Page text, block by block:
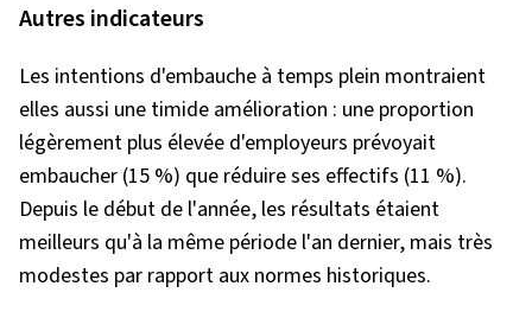
Autres indicateurs
Les intentions d'embauche à temps plein montraient
elles aussi une timide amélioration : une proportion
légèrement plus élevée d'employeurs prévoyait
embaucher (15 %) que réduire ses effectifs (11 %).
Depuis le début de l'année, les résultats étaient
meilleurs qu'à la même période l'an dernier, mais très
modestes par rapport aux normes historiques.